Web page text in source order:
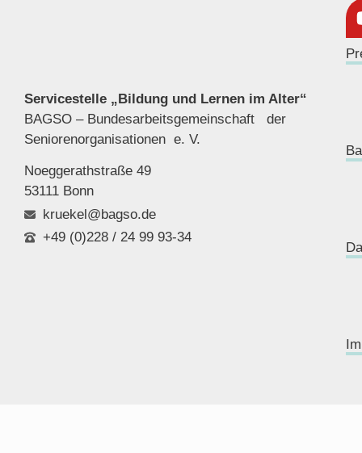
Servicestelle „Bildung und Lernen im Alter“
BAGSO – Bundesarbeitsgemeinschaft der
Seniorenorganisationen e. V.
Noeggerathstraße 49
53111 Bonn
kruekel@bagso.de
+49 (0)228 / 24 99 93-34